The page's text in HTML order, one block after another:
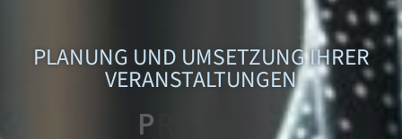
PLANUNG UND UMSETZUNG IHRER
VERANSTALTUNGEN